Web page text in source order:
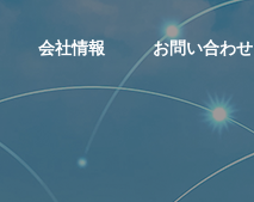
会社情報 お問い合わせ